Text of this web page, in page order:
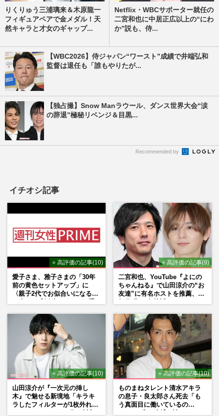
りくりゅう三浦璃来＆木原龍一
フィギュアペアで金メダル！天
然キャラと才女のギャップ...
Netflix・WBCサポーター就任の
二宮和也に中居正広以上の“にわ
か”説も、侍...
【WBC2026】侍ジャパン“ワースト”成績で井端弘和
監督は退任も「誰もやりたが...
【独占撮】Snow Manラウール、ダンス世界大会“涙
の辞退”極秘リベンジ＆目黒...
Recommended by
イチオシ記事
⭐ 高評価の記事(10)
愛子さま、雅子さまの「30年
前の黄色セットアップ」に
〈親子2代でお似合いになる〉
⭐ 高評価の記事(9)
二宮和也、YouTube『よにの
ちゃんねる』で山田涼介の“お
友達”に有名ホストを推薦、歌
⭐ 高評価の記事(10)
山田涼介が『一次元の挿し
木』で魅せる新境地「キラキ
ラしたフィルターが1枚外れて
⭐ 高評価の記事(10)
ものまねタレント清水アキラ
の息子・良太郎さん死去「も
う真面目に働いているの